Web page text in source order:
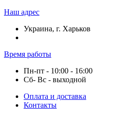
Наш адрес
Украина, г. Харьков
Время работы
Пн-пт - 10:00 - 16:00
Сб- Вс - выходной
Оплата и доставка
Контакты